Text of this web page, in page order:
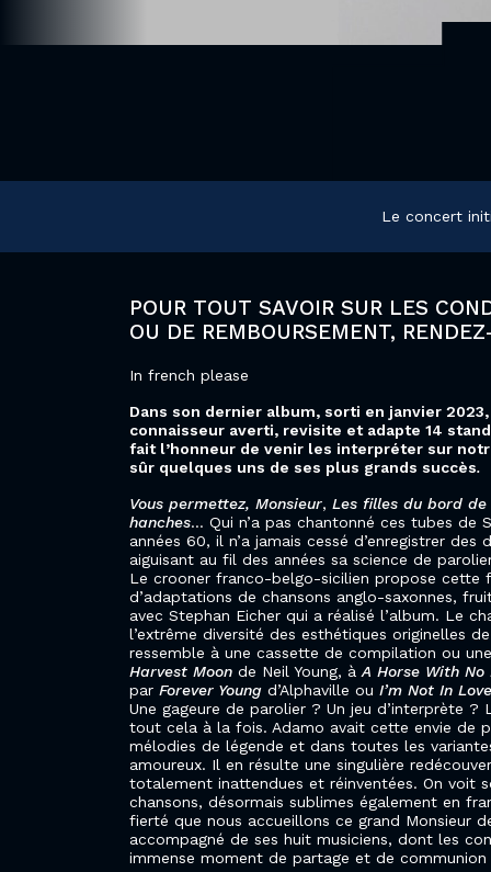
Le concert
POUR TOUT SAVOIR SUR LES
OU DE REMBOURSEMENT,
In french please
Dans son dernier album, sorti en janvier
connaisseur averti, revisite et adapte 14
fait l’honneur de venir les interpréter sur
sûr quelques uns de ses plus grands succès.
Vous permettez, Monsieur, Les filles du bord de
hanches… Qui n’a pas chantonné ces tubes de
années 60, il n’a jamais cessé d’enregistrer des
aiguisant au fil des années sa science de
Le crooner franco-belgo-sicilien propose cette
d’adaptations de chansons anglo-saxonnes,
avec Stephan Eicher qui a réalisé l’album. Le
l’extrême diversité des esthétiques originelles
ressemble à une cassette de compilation ou
Harvest Moon de Neil Young, à A Horse With No
par Forever Young d’Alphaville ou I’m Not In Love
Une gageure de parolier ? Un jeu d’interprète ?
tout cela à la fois. Adamo avait cette envie de
mélodies de légende et dans toutes les
amoureux. Il en résulte une singulière
totalement inattendues et réinventées. On voit
chansons, désormais sublimes également en
fierté que nous accueillons ce grand Monsieur
accompagné de ses huit musiciens, dont les
immense moment de partage et de